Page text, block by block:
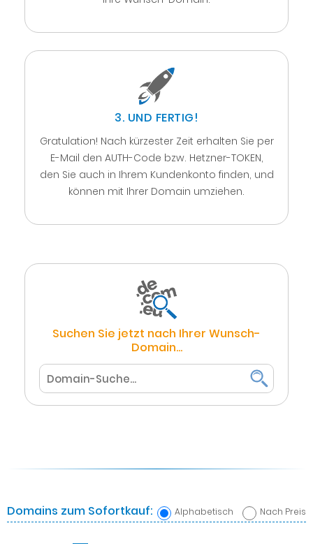
3. UND FERTIG!
Gratulation! Nach kürzester Zeit erhalten Sie per
E-Mail den AUTH-Code bzw. Hetzner-TOKEN,
den Sie auch in Ihrem Kundenkonto finden, und
können mit Ihrer Domain umziehen.
Suchen Sie jetzt nach Ihrer Wunsch-
Domain...
Alphabetisch Nach Preis
Domains zum Sofortkauf: